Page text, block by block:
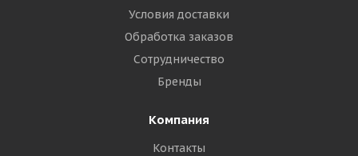
Условия доставки
Обработка заказов
Сотрудничество
Бренды
Компания
Контакты